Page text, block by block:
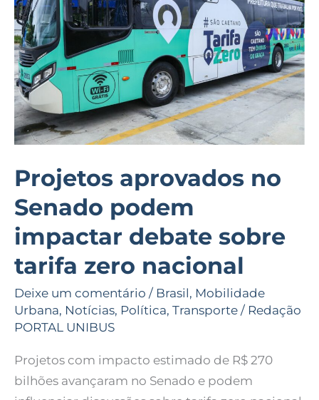
Projetos aprovados no
Senado podem
impactar debate sobre
tarifa zero nacional
Deixe um comentário / Brasil, Mobilidade
Urbana, Notícias, Política, Transporte / Redação
PORTAL UNIBUS
Projetos com impacto estimado de R$ 270
bilhões avançaram no Senado e podem
podem
impactar
debate
sobre
tarifa
zero
nacional